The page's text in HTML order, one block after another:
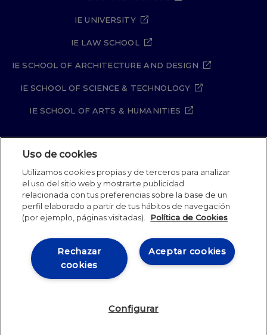
IE UNIVERSITY
IE LAW SCHOOL
IE SCHOOL OF ARCHITECTURE AND DESIGN
IE SCHOOL OF SCIENCE & TECHNOLOGY
IE SCHOOL OF ARTS & HUMANITIES
Aviso legal
Política de Cookies
Política de seguridad
Student Academic Standards
Canal Compliance
Site Map
IE University 2026
Uso de cookies
Utilizamos cookies propias y de terceros para analizar
el uso del sitio web y mostrarte publicidad
relacionada con tus preferencias sobre la base de un
perfil elaborado a partir de tus hábitos de navegación
(por ejemplo, páginas visitadas).
Política de Cookies
Aceptar cookies
Rechazar
cookies
Configurar